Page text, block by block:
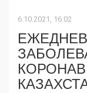
6.10.2021, 16:02